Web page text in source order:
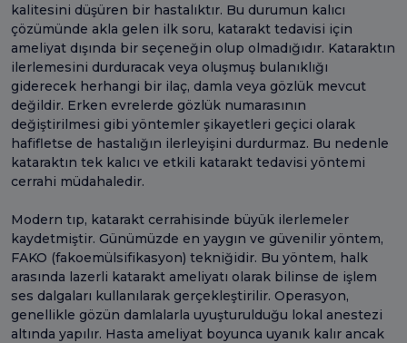
kalitesini düşüren bir hastalıktır. Bu durumun kalıcı
çözümünde akla gelen ilk soru, katarakt tedavisi için
ameliyat dışında bir seçeneğin olup olmadığıdır. Kataraktın
ilerlemesini durduracak veya oluşmuş bulanıklığı
giderecek herhangi bir ilaç, damla veya gözlük mevcut
değildir. Erken evrelerde gözlük numarasının
değiştirilmesi gibi yöntemler şikayetleri geçici olarak
hafifletse de hastalığın ilerleyişini durdurmaz. Bu nedenle
kataraktın tek kalıcı ve etkili katarakt tedavisi yöntemi
cerrahi müdahaledir.
Modern tıp, katarakt cerrahisinde büyük ilerlemeler
kaydetmiştir. Günümüzde en yaygın ve güvenilir yöntem,
FAKO (fakoemülsifikasyon) tekniğidir. Bu yöntem, halk
arasında lazerli katarakt ameliyatı olarak bilinse de işlem
ses dalgaları kullanılarak gerçekleştirilir. Operasyon,
genellikle gözün damlalarla uyuşturulduğu lokal anestezi
altında yapılır. Hasta ameliyat boyunca uyanık kalır ancak